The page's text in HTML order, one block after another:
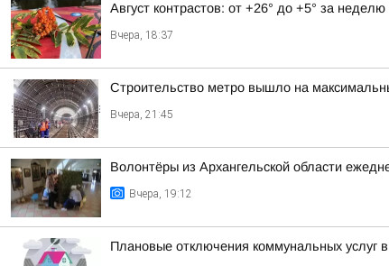
Август контрастов: от +26° до +5° за неделю
Вчера, 18:37
Строительство метро вышло на
Вчера, 21:45
Волонтёры из Архангельской области
Вчера, 19:12
Плановые отключения коммунальных услуг в